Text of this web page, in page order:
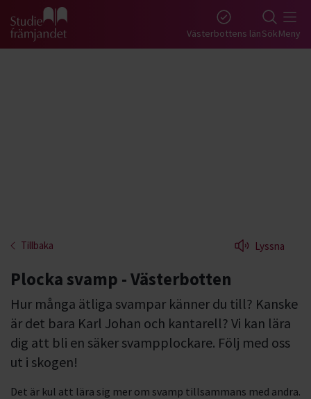
Gå till studiefrämjandets startsida Västerbottens länSökMeny
Tillbaka Lyssna
Plocka svamp - Västerbotten
Hur många ätliga svampar känner du till? Kanske
är det bara Karl Johan och kantarell? Vi kan lära
dig att bli en säker svampplockare. Följ med oss
ut i skogen!
Det är kul att lära sig mer om svamp tillsammans med andra.